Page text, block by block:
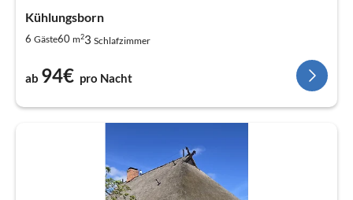
Kühlungsborn
6 Gäste60 m23 Schlafzimmer
ab 94€ pro Nacht